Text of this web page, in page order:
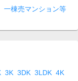
一棟売マンション等
3K 3DK 3LDK 4K